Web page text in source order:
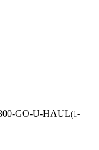
GO-U-HAUL(1-